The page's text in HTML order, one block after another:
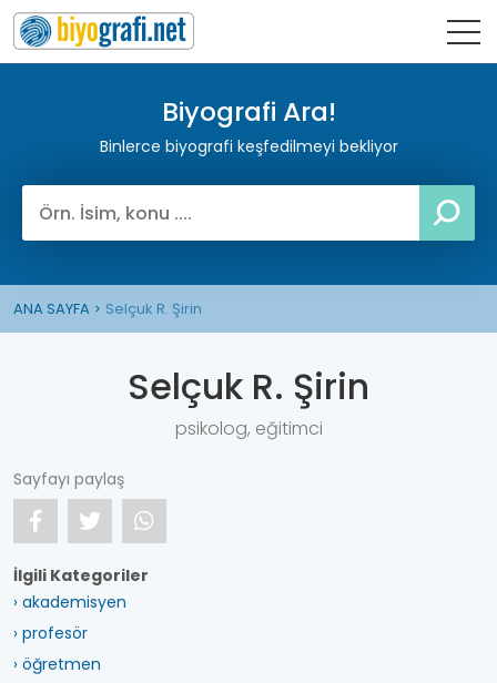
Biyografi Ara!
Binlerce biyografi keşfedilmeyi bekliyor
ANA SAYFA Selçuk R. Şirin
Selçuk R. Şirin
psikolog, eğitimci
Sayfayı paylaş
İlgili Kategoriler
› akademisyen
› profesör
› öğretmen